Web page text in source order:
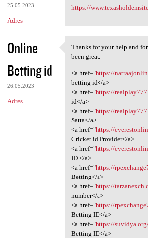
25.05.2023
Adres
https://
Online
Betting id
26.05.2023
Adres
Thanks for your help
Thanks for your help and
been great.
<a href="https://
betting id</a>
<a href="https://
id</a>
<a href="https://
Satta</a>
<a href="https://
Cricket id Provider</a>
<a href="https://
ID </a>
<a href="https://
Betting</a>
<a href="https://
number</a>
<a href="https://
Betting ID</a>
<a href="https://
Betting ID</a>